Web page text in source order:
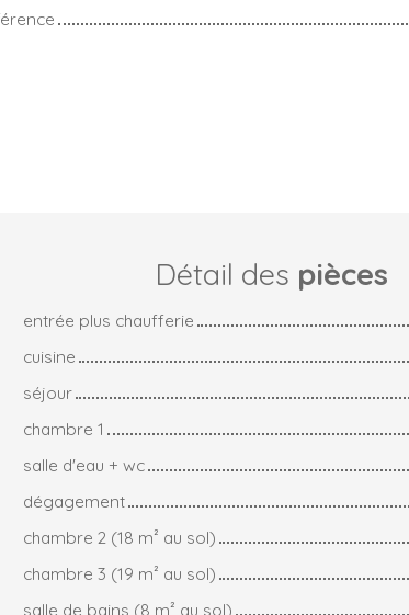
Détail des pièces
entrée plus chaufferie
cuisine
séjour
chambre 1
salle d'eau + wc
dégagement
chambre 2 (18 m² au sol)
chambre 3 (19 m² au sol)
salle de bains (8 m² au sol)